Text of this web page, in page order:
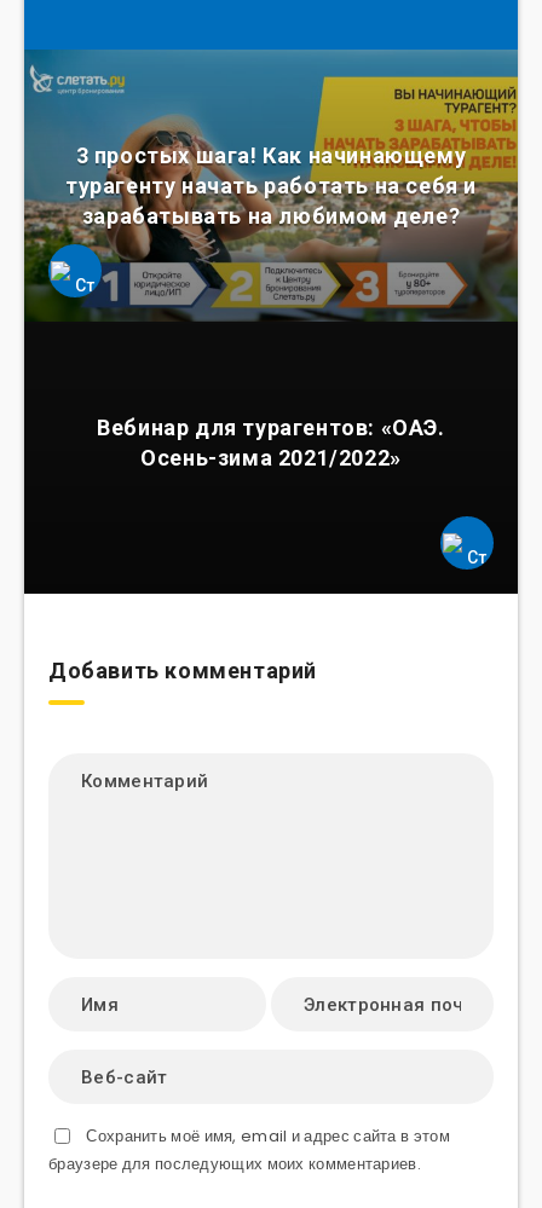
3 простых шага! Как начинающему
турагенту начать работать на себя и
зарабатывать на любимом деле?
Вебинар для турагентов: «ОАЭ.
Осень-зима 2021/2022»
Добавить комментарий
Сохранить моё имя, email и адрес сайта в этом
браузере для последующих моих комментариев.